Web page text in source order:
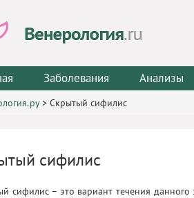
Заболевания Анализы
> Скрытый сифилис
сифилис
сифилис – это вариант течения данного